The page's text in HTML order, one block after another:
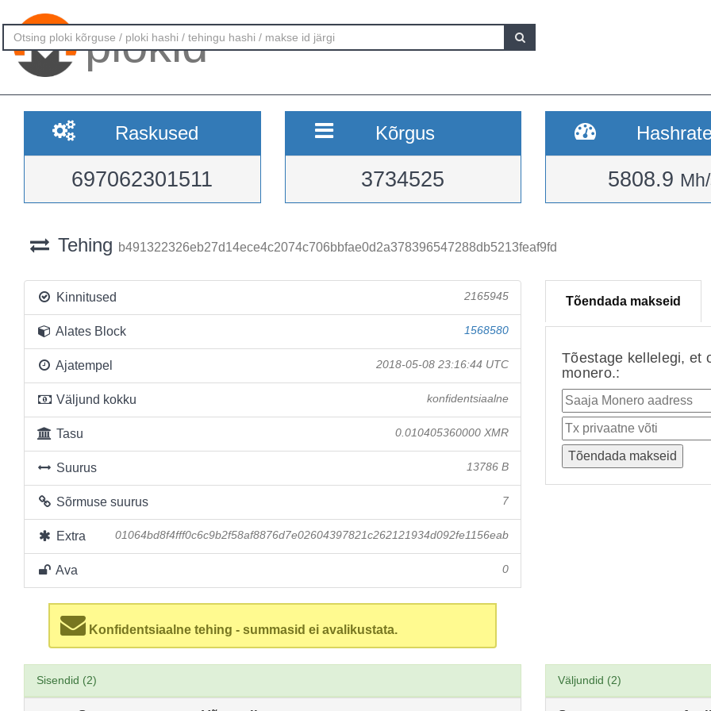
plokid
Raskused
697062301511
Kõrgus
3734525 5808.9
Tehing b491322326eb27d14ece4c2074c706bbfae0d2a378396547288db5213feaf9fd
Kinnitused 2165945
Alates Block 1568580
Ajatempel 2018-05-08 23:16:44 UTC
Väljund kokku konfidentsiaalne
Tasu 0.010405360000 XMR
Suurus 13786 B
Sõrmuse suurus 7
Extra 01064bd8f4fff0c6c9b2f58af8876d7e02604397821c262121934d092fe1156eab
Ava 0
Konfidentsiaalne tehing - summasid ei avalikustata.
Tõendada makseid
Tõestage kellelegi, et
monero.:
Sisendid (2) Väljundid (2)